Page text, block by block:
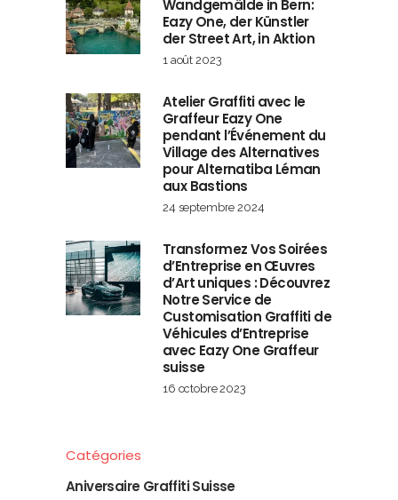
Wandgemälde in Bern:
Eazy One, der Künstler
der Street Art, in Aktion
1 août 2023
Atelier Graffiti avec le
Graffeur Eazy One
pendant l’Événement du
Village des Alternatives
pour Alternatiba Léman
aux Bastions
24 septembre 2024
Transformez Vos Soirées
d’Entreprise en Œuvres
d’Art uniques : Découvrez
Notre Service de
Customisation Graffiti de
Véhicules d’Entreprise
avec Eazy One Graffeur
suisse
16 octobre 2023
Catégories
Aniversaire Graffiti Suisse